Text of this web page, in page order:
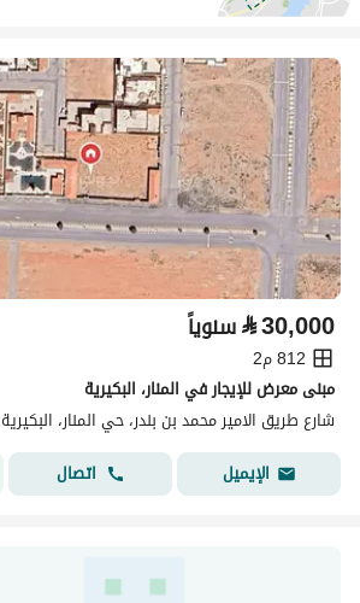
⃁30,000 سنوياً
812 م2
مبنى معرض للإيجار في المنار، البكيرية
شارع طريق الامير محمد بن بندر، حي المنار، البكيرية
الإيميل
اتصال